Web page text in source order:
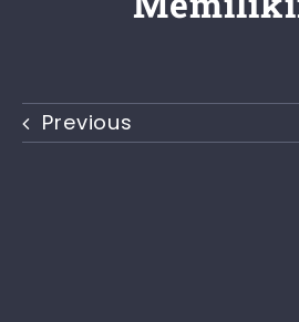
Previous